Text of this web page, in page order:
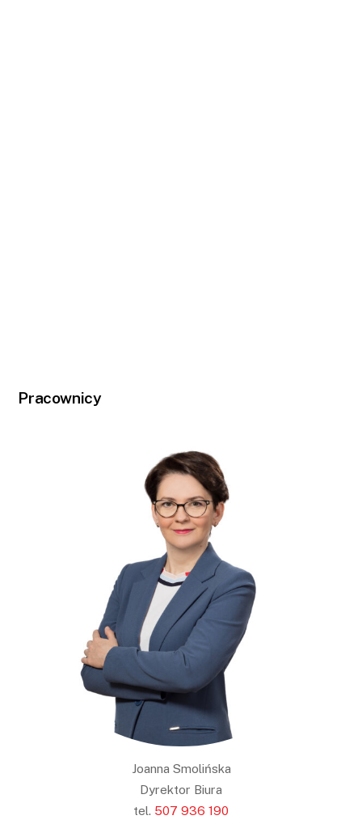
Pracownicy
Joanna Smolińska
Dyrektor Biura
tel. 507 936 190